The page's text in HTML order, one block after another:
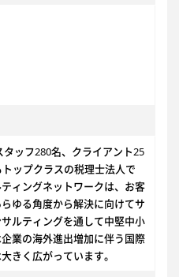
ッフ280名、クライアント25
ップクラスの税理士法人で
ィングネットワークは、お客
ゆる角度から解決に向けてサ
ルティングを通して中堅中小
業の海外進出増加に伴う国際
きく広がっています。